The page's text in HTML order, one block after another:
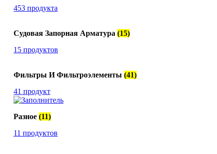
453 продукта
Судовая Запорная Арматура (15)
15 продуктов
Фильтры И Фильтроэлементы (41)
41 продукт
Разное (11)
11 продуктов